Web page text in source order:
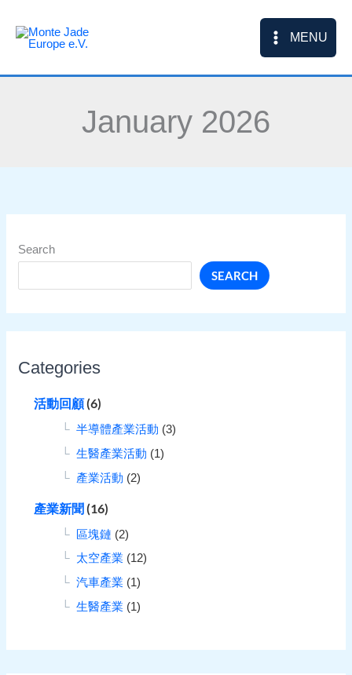
content
MENU
January 2026
Search
SEARCH
Categories
活動回顧(6)
半導體產業活動 (3)
生醫產業活動 (1)
產業活動 (2)
產業新聞(16)
區塊鏈 (2)
太空產業 (12)
汽車產業 (1)
生醫產業 (1)